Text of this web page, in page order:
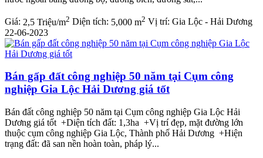
Giá: 2,5 Triệu/m2 Diện tích: 5,000 m2 Vị trí: Gia Lộc - Hải Dương
22-06-2023
Bán gấp đất công nghiệp 50 năm tại Cụm công
nghiệp Gia Lộc Hải Dương giá tốt
Bán đất công nghiệp 50 năm tại Cụm công nghiệp Gia Lộc Hải
Dương giá tốt +Diện tích đất: 1,3ha +Vị trí đẹp, mặt đường lớn
thuộc cụm công nghiệp Gia Lộc, Thành phố Hải Dương +Hiện
trạng đất: đã san nền hoàn toàn, pháp lý...